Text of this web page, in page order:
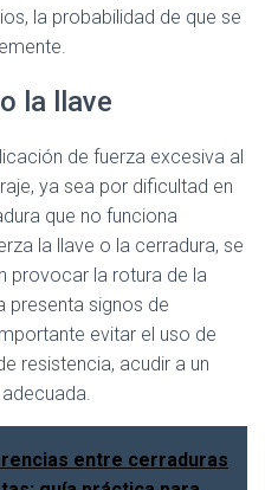
la probabilidad de que se
la llave
de fuerza excesiva al
ya sea por dificultad en
que no funciona
la llave o la cerradura, se
provocar la rotura de la
presenta signos de
evitar el uso de
resistencia, acudir a un
entre cerraduras